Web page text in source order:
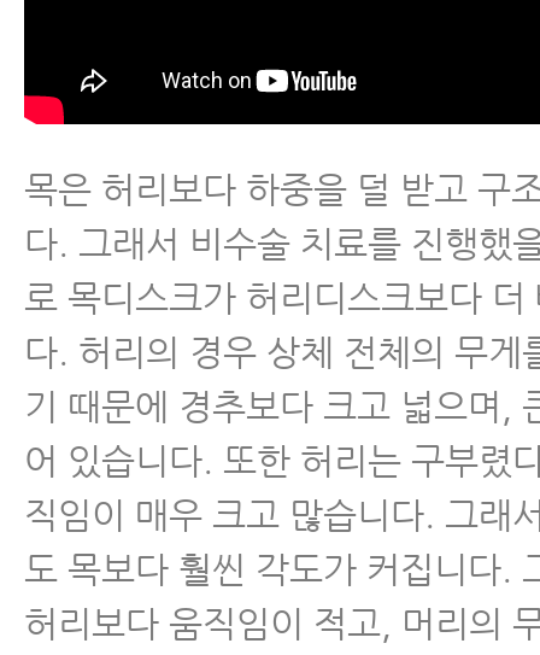
목은 허리보다 하중을 덜 받고 구
다. 그래서 비수술 치료를 진행했
로 목디스크가 허리디스크보다 더
다. 허리의 경우 상체 전체의 무게
기 때문에 경추보다 크고 넓으며,
어 있습니다. 또한 허리는 구부렸
직임이 매우 크고 많습니다. 그래
도 목보다 훨씬 각도가 커집니다.
허리보다 움직임이 적고, 머리의